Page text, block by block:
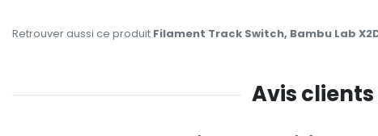
Retrouver aussi ce produit Filament Track Switch, Bambu Lab
Avis